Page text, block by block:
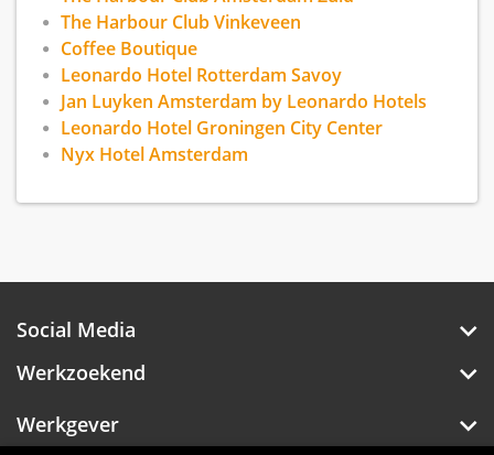
The Harbour Club Vinkeveen
Coffee Boutique
Leonardo Hotel Rotterdam Savoy
Jan Luyken Amsterdam by Leonardo Hotels
Leonardo Hotel Groningen City Center
Nyx Hotel Amsterdam
Social Media
Werkzoekend
Werkgever